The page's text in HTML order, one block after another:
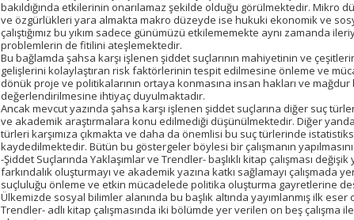
bakıldığında etkilerinin onarılamaz şekilde olduğu görülmektedir. Mikro
ve özgürlükleri yara almakta makro düzeyde ise hukuki ekonomik ve
çalıştığımız bu yıkım sadece günümüzü etkilememekte aynı zamanda
problemlerin de fitilini ateşlemektedir.
Bu bağlamda şahsa karşı işlenen şiddet suçlarının mahiyetinin ve
gelişlerini kolaylaştıran risk faktörlerinin tespit edilmesine önleme ve
dönük proje ve politikalarının ortaya konmasına insan hakları ve
değerlendirilmesine ihtiyaç duyulmaktadır.
Ancak mevcut yazında şahsa karşı işlenen şiddet suçlarına diğer suç
ve akademik araştırmalara konu edilmediği düşünülmektedir. Diğer
türleri karşımıza çıkmakta ve daha da önemlisi bu suç türlerinde
kaydedilmektedir. Bütün bu göstergeler böylesi bir çalışmanın yapılmasını
-Şiddet Suçlarında Yaklaşımlar ve Trendler- başlıklı kitap çalışması
farkındalık oluşturmayı ve akademik yazına katkı sağlamayı çalışmada
suçluluğu önleme ve etkin mücadelede politika oluşturma gayretlerine
Ülkemizde sosyal bilimler alanında bu başlık altında yayımlanmış ilk eser
Trendler- adlı kitap çalışmasında iki bölümde yer verilen on beş çalışma ile